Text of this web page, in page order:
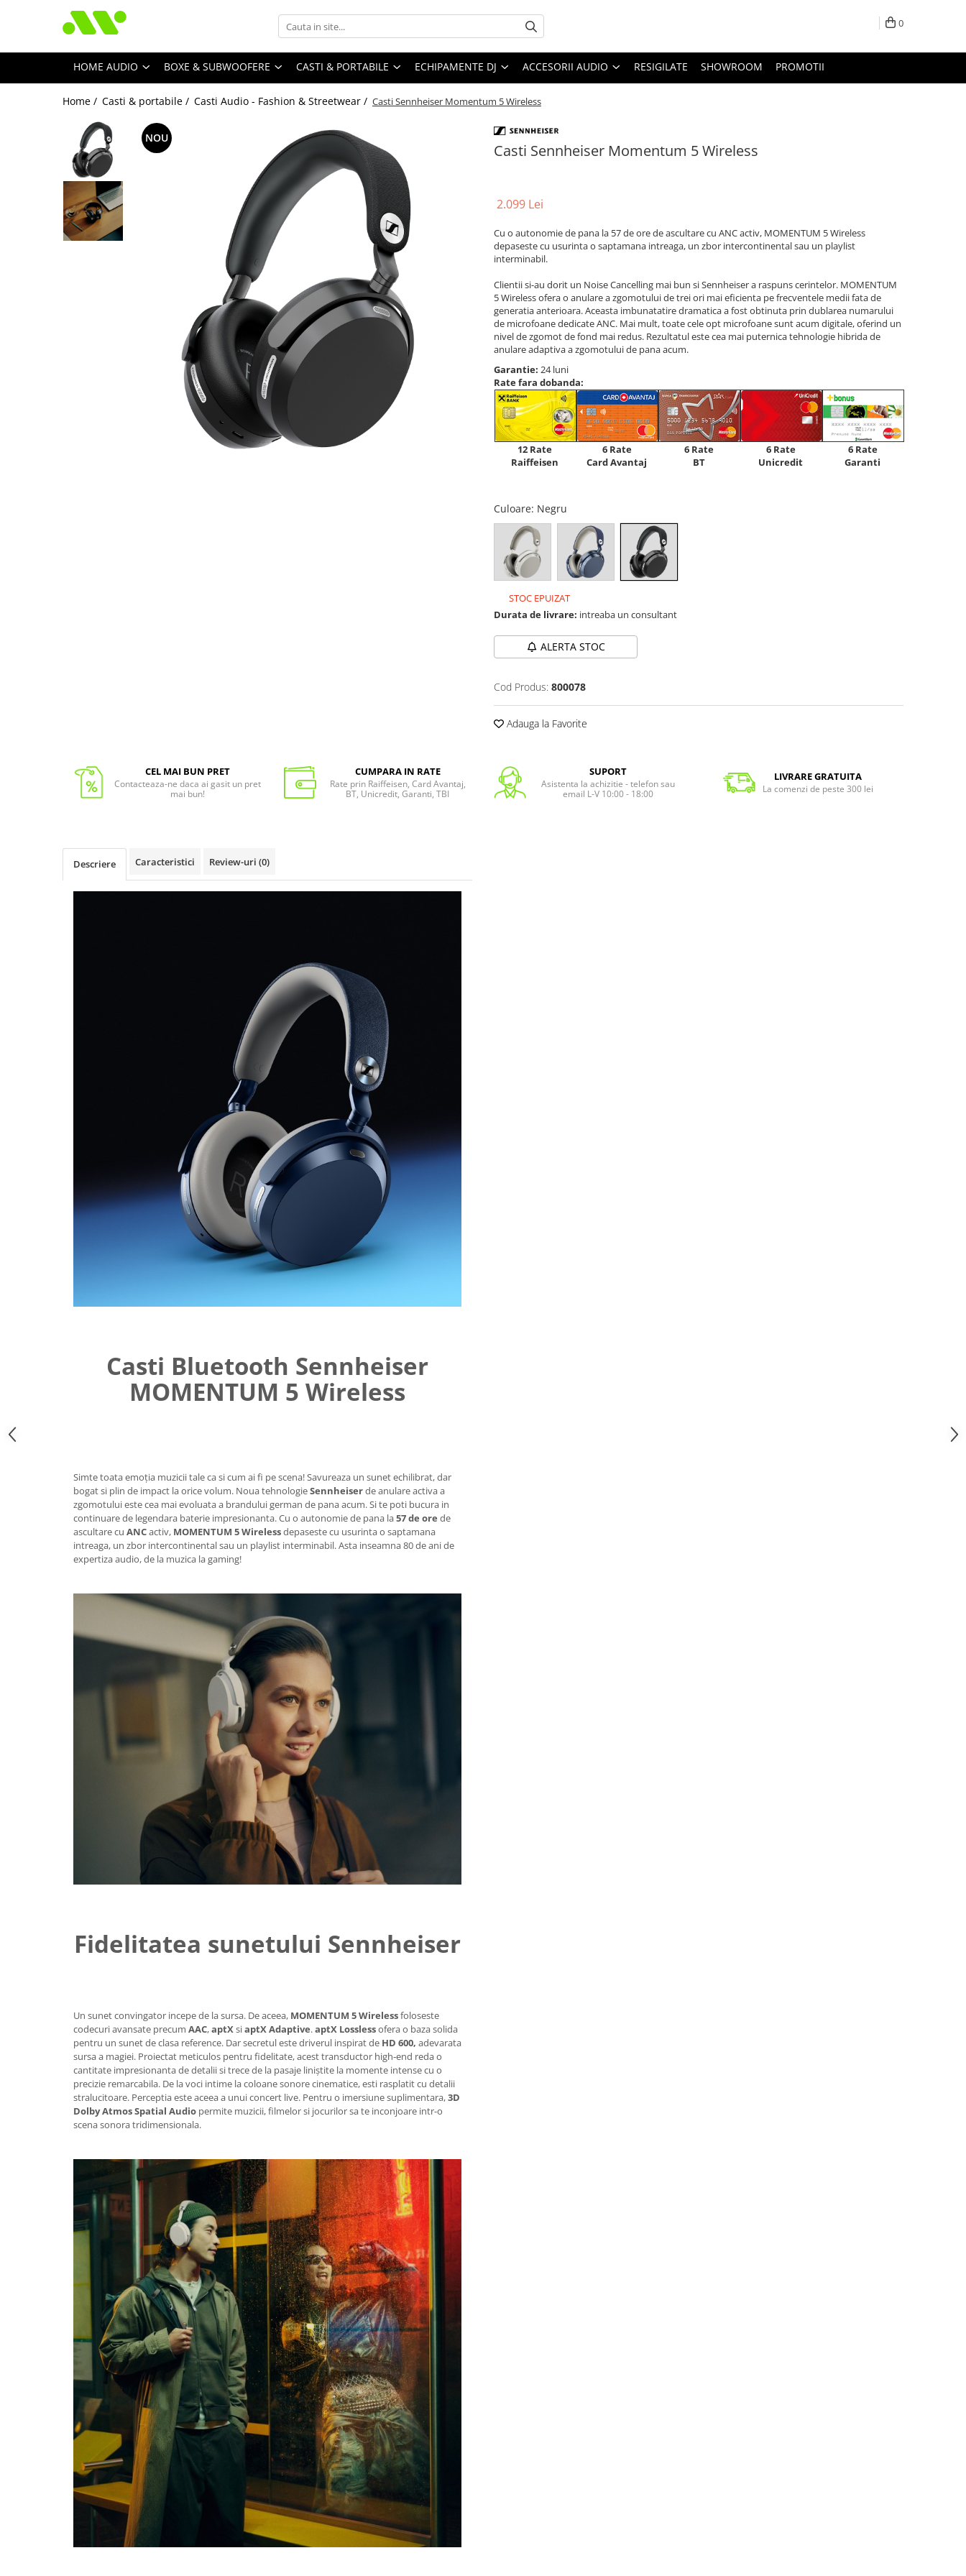
0
HOME AUDIO BOXE & SUBWOOFERE CASTI & PORTABILE ECHIPAMENTE DJ ACCESORII AUDIO RESIGILATE SHOWROOM PROMOTII
Home / Casti & portabile / Casti Audio - Fashion & Streetwear / Casti Sennheiser Momentum 5 Wireless
Casti Sennheiser Momentum 5 Wireless
NOU
2.099 Lei
Cu o autonomie de pana la 57 de ore de ascultare cu ANC activ, MOMENTUM 5 Wireless
depaseste cu usurinta o saptamana intreaga, un zbor intercontinental sau un playlist
interminabil.
Clientii si-au dorit un Noise Cancelling mai bun si Sennheiser a raspuns cerintelor. MOMENTUM
5 Wireless ofera o anulare a zgomotului de trei ori mai eficienta pe frecventele medii fata de
generatia anterioara. Aceasta imbunatatire dramatica a fost obtinuta prin dublarea numarului
de microfoane dedicate ANC. Mai mult, toate cele opt microfoane sunt acum digitale, oferind un
nivel de zgomot de fond mai redus. Rezultatul este cea mai puternica tehnologie hibrida de
anulare adaptiva a zgomotului de pana acum.
Garantie: 24 luni
Rate fara dobanda:
12 Rate
Raiffeisen
6 Rate
Card Avantaj
6 Rate
BT
6 Rate
Unicredit
6 Rate
Garanti
Culoare: Negru
STOC EPUIZAT
Durata de livrare: intreaba un consultant
ALERTA STOC
Cod Produs: 800078
Adauga la Favorite
CEL MAI BUN PRET
Contacteaza-ne daca ai gasit un pret
mai bun!
CUMPARA IN RATE
Rate prin Raiffeisen, Card Avantaj,
BT, Unicredit, Garanti, TBI
SUPORT
Asistenta la achizitie - telefon sau
email L-V 10:00 - 18:00
LIVRARE GRATUITA
La comenzi de peste 300 lei
Descriere Caracteristici Review-uri (0)
Casti Bluetooth Sennheiser
MOMENTUM 5 Wireless
Simte toata emoția muzicii tale ca si cum ai fi pe scena! Savureaza un sunet echilibrat, dar
bogat si plin de impact la orice volum. Noua tehnologieSennheiserde anulare activa a
zgomotului este cea mai evoluata a brandului german de pana acum. Si te poti bucura in
continuare de legendara baterie impresionanta. Cu o autonomie de pana la57 de ore de
ascultare cu ANCactiv, MOMENTUM 5 Wirelessdepaseste cu usurinta o saptamana
intreaga, un zbor intercontinental sau un playlist interminabil. Asta inseamna 80 de ani de
expertiza audio, de la muzica la gaming!
Fidelitatea sunetului Sennheiser
Un sunet convingator incepe de la sursa. De aceea, MOMENTUM 5 Wirelessfoloseste
codecuri avansate precum AAC,aptXsiaptX Adaptive.aptX Losslessofera o baza solida
pentru un sunet de clasa reference. Dar secretul este driverul inspirat de HD 600, adevarata
sursa a magiei. Proiectat meticulos pentru fidelitate, acest transductor high‑end reda o
cantitate impresionanta de detalii si trece de la pasaje liniștite la momente intense cu o
precizie remarcabila. De la voci intime la coloane sonore cinematice, esti rasplatit cu detalii
stralucitoare. Perceptia este aceea a unui concert live. Pentru o imersiune suplimentara,3D
Dolby Atmos Spatial Audio permite muzicii, filmelor si jocurilor sa te inconjoare intr-o
scena sonora tridimensionala.